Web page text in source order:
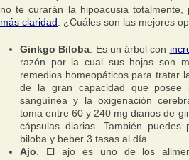
no te curarán la hipoacusia totalmente,
más claridad . ¿Cuáles son las mejores
Ginkgo Biloba . Es un árbol con
razón por la cual sus hojas son
remedios homeopáticos para tratar
de la gran capacidad que posee
sanguínea y la oxigenación
toma entre 60 y 240 mg diarios de
cápsulas diarias. También
biloba y beber 3 tasas al día.
Ajo . El ajo es uno de los